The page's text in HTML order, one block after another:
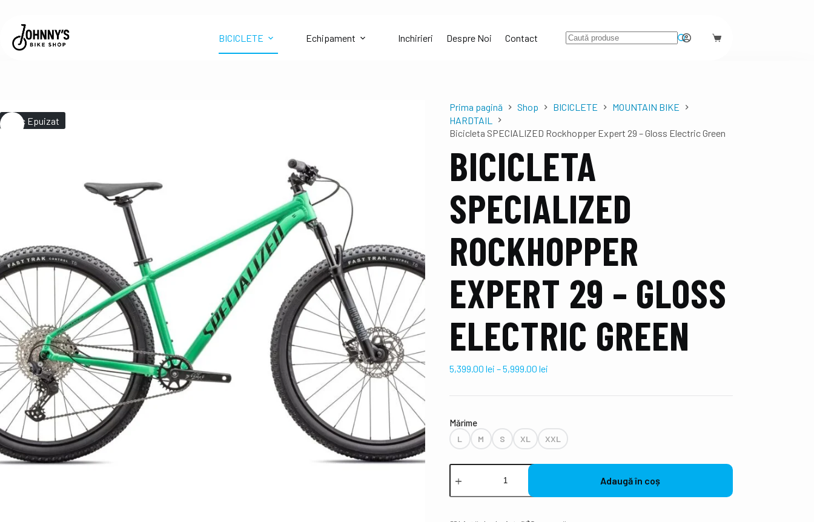
BICICLETE Echipament Inchirieri Despre Noi Contact
Stoc Epuizat
Prima pagină Shop BICICLETE
MOUNTAIN BIKE
HARDTAIL
Bicicleta SPECIALIZED Rockhopper Expert 29 – Gloss Electric Green
BICICLETA
SPECIALIZED
ROCKHOPPER
EXPERT 29 – GLOSS
ELECTRIC GREEN
5,399.00 lei –5,999.00 lei
Mǎrime
L M S XL XXL
Adaugă în coș